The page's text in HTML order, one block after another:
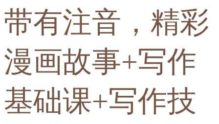
带有注音，精彩
漫画故事+写作
基础课+写作技